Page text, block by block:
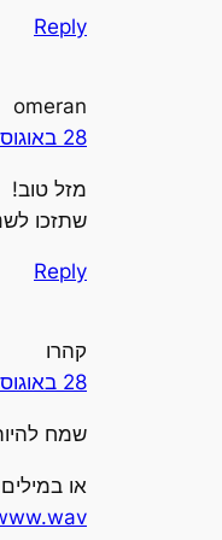
Reply
omeran
28 באוגוסט, 2006
מזל טוב!
שתזכו
Reply
קהרו
28 באוגוסט, 2006
שמח
או